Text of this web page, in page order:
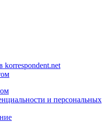
korrespondent.net
и персональных